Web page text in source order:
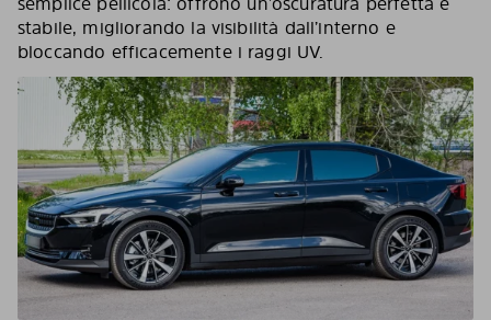
stabile, migliorando la visibilità dall’interno e
bloccando efficacemente i raggi UV.